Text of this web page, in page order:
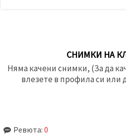
СНИМКИ НА
Няма качени снимки, (За да
влезете в профила си или
Ревюта: 0